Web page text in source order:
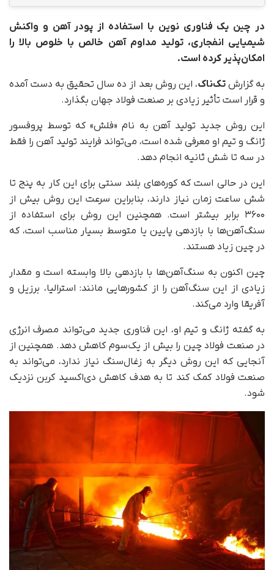
در چین یک فناوری نوین با استفاده از پودر آهن و واکنش
شیمیایی انفجاری، تولید مداوم آهن خالص با خلوص بالا را
امکان‌پذیر کرده است.
به گزارشتک‌ناک، این روش بعد از ده سال تحقیق به دست آمده
و قرار است تأثیر زیادی بر صنعت فولاد جهان بگذارد.
این روش جدید تولید آهن به نام «فلش» که توسط پروفسور
ژانگ و تیم او معرفی شده است، می‌تواند فرایند تولید آهن را فقط
در سه تا شش ثانیه انجام دهد.
این در حالی است که کوره‌های بلند سنتی برای این کار به پنج تا
شش ساعت زمان نیاز دارند، بنابراین سرعت این روش بیش از
۳۶۰۰ برابر بیشتر است. همچنین این روش برای استفاده از
سنگ‌آهن‌ها با بازدهی پایین یا متوسط بسیار مناسب است، که
در چین زیاد هستند.
چین اکنون به سنگ‌آهن‌ها با بازدهی بالا وابسته است و مقدار
زیادی از این سنگ‌آهن را از کشورهایی مانند: استرالیا، برزیل و
آفریقا وارد می‌کند.
به گفته ژانگ و تیم او، این فناوری جدید می‌تواند مصرف انرژی
در صنعت فولاد چین را بیش از یک‌سوم کاهش دهد. همچنین از
آنجایی که این روش دیگر به زغال‌سنگ نیاز ندارد، می‌تواند به
صنعت فولاد کمک کند تا به هدف کاهش دی‌اکسید کربن نزدیک
شود.